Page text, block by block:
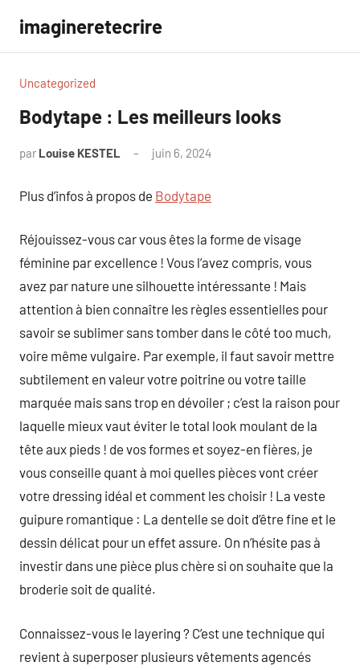
contenu
imagineretecrire
Uncategorized
Bodytape : Les meilleurs looks
par Louise KESTEL juin 6, 2024
Plus d’infos à propos de Bodytape
Réjouissez-vous car vous êtes la forme de visage
féminine par excellence ! Vous l’avez compris, vous
avez par nature une silhouette intéressante ! Mais
attention à bien connaître les règles essentielles pour
savoir se sublimer sans tomber dans le côté too much,
voire même vulgaire. Par exemple, il faut savoir mettre
subtilement en valeur votre poitrine ou votre taille
marquée mais sans trop en dévoiler ; c’est la raison pour
laquelle mieux vaut éviter le total look moulant de la
tête aux pieds ! de vos formes et soyez-en fières, je
vous conseille quant à moi quelles pièces vont créer
votre dressing idéal et comment les choisir ! La veste
guipure romantique : La dentelle se doit d’être fine et le
dessin délicat pour un effet assure. On n’hésite pas à
investir dans une pièce plus chère si on souhaite que la
broderie soit de qualité.
Connaissez-vous le layering ? C’est une technique qui
revient à superposer plusieurs vêtements agencés